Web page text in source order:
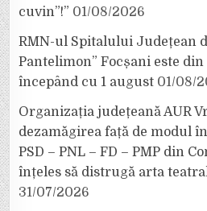
cuvin”!” 01/08/2026
RMN-ul Spitalului Județean
Pantelimon” Focșani este
începând cu 1 august 01/08/
Organizația județeană AUR
dezamăgirea față de modul
PSD – PNL – FD – PMP din
înțeles să distrugă arta
31/07/2026